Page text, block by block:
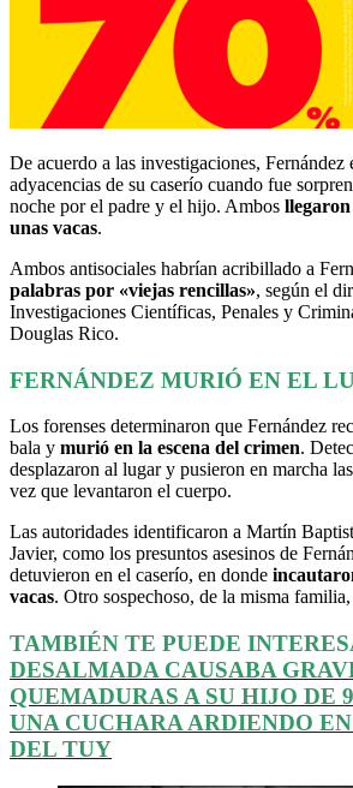
De acuerdo a las investigaciones, Fernández
adyacencias de su caserío cuando fue
noche por el padre y el hijo. Ambos
unas vacas.
Ambos antisociales habrían acribillado a
palabras por «viejas rencillas», según el
Investigaciones Científicas, Penales y
Douglas Rico.
FERNÁNDEZ MURIÓ EN EL
Los forenses determinaron que Fernández
bala y murió en la escena del crimen.
desplazaron al lugar y pusieron en marcha
vez que levantaron el cuerpo.
Las autoridades identificaron a Martín
Javier, como los presuntos asesinos de
detuvieron en el caserío, en donde
vacas. Otro sospechoso, de la misma
TAMBIÉN TE PUEDE
DESALMADA CAUSABA
QUEMADURAS A SU HIJO DE
UNA CUCHARA ARDIENDO
DEL TUY